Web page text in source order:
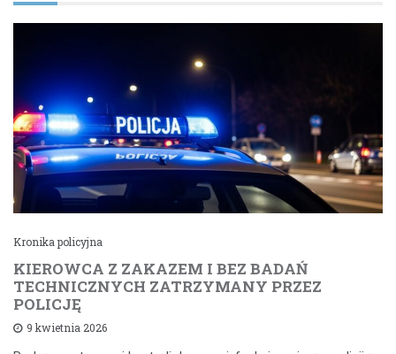
Kronika policyjna
KIEROWCA Z ZAKAZEM I BEZ BADAŃ
TECHNICZNYCH ZATRZYMANY PRZEZ
POLICJĘ
9 kwietnia 2026